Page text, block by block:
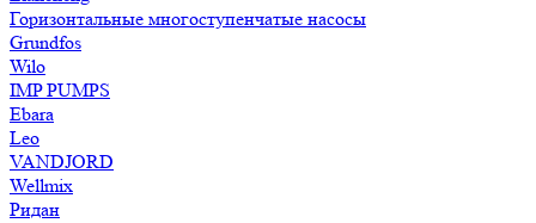
Горизонтальные многоступенчатые насосы
Grundfos
Wilo
IMP PUMPS
Ebara
Leo
VANDJORD
Wellmix
Ридан